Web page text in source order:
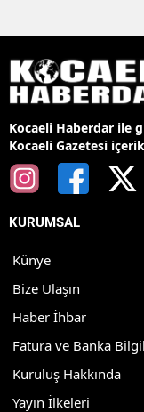
Kocaeli Haberdar ile
Kocaeli Gazetesi
KURUMSAL
Künye
Bize Ulaşın
Haber İhbar
Fatura ve Banka
Kuruluş Hakkında
Yayın İlkeleri